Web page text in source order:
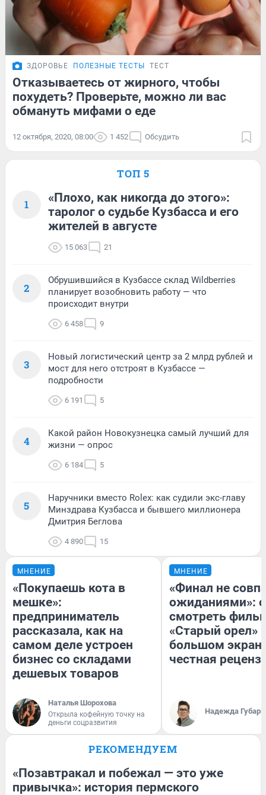
ЗДОРОВЬЕ ПОЛЕЗНЫЕ ТЕСТЫ ТЕСТ
Отказываетесь от жирного, чтобы
похудеть? Проверьте, можно ли вас
обмануть мифами о еде
12 октября, 2020, 08:00 1 452 Обсудить
ТОП 5
1
«Плохо, как никогда до этого»:
таролог о судьбе Кузбасса и его
жителей в августе
15 063 21
2
Обрушившийся в Кузбассе склад Wildberries
планирует возобновить работу — что
происходит внутри
6 458 9
3
Новый логистический центр за 2 млрд рублей и
мост для него отстроят в Кузбассе —
подробности
6 191 5
4
Какой район Новокузнецка самый лучший для
жизни — опрос
6 184 5
5
Наручники вместо Rolex: как судили экс-главу
Минздрава Кузбасса и бывшего миллионера
Дмитрия Беглова
4 890 15
МНЕНИЕ
«Покупаешь кота в
мешке»:
предприниматель
рассказала, как на
самом деле устроен
бизнес со складами
дешевых товаров
Наталья Шорохова
Открыла кофейную точку на
деньги соцразвития
МНЕНИЕ
«Финал не
ожиданиями»:
смотреть
«Старый орел»
большом
честная
Надежда Губарь
РЕКОМЕНДУЕМ
«Позавтракал и побежал — это уже
привычка»: история пермского